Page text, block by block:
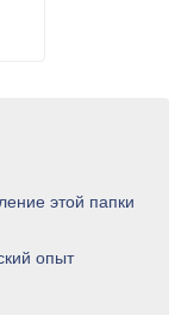
этой папки
опыт